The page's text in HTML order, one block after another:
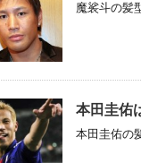
魔裟斗の髪
本田圭佑
本田圭佑の